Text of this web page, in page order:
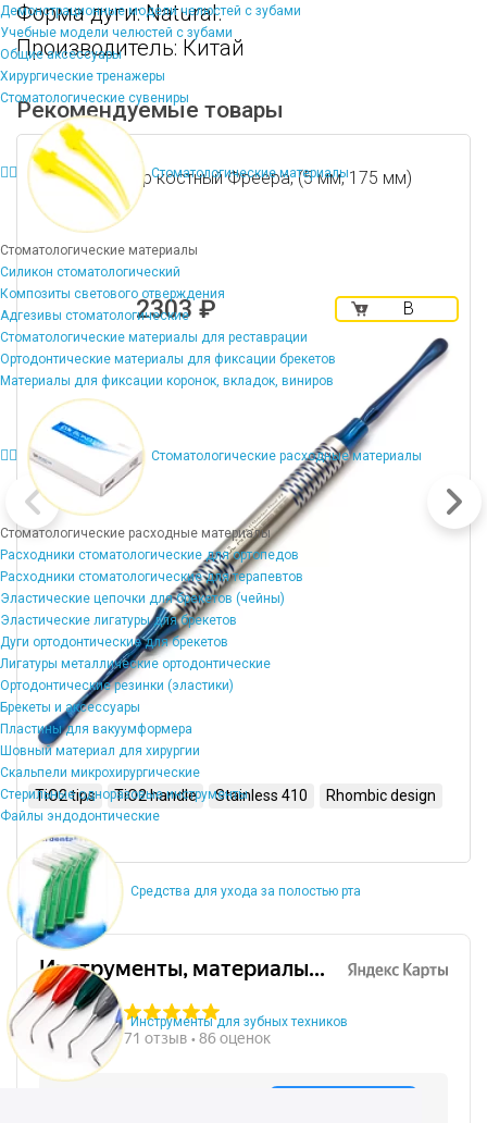
Демонстрационные модели челюстей с зубами
Учебные модели челюстей с зубами
Общие аксессуары
Хирургические тренажеры
Стоматологические сувениры
Стоматологические материалы
Стоматологические материалы
Силикон стоматологический
Композиты светового отверждения
Адгезивы стоматологические
Стоматологические материалы для реставрации
Ортодонтические материалы для фиксации брекетов
Материалы для фиксации коронок, вкладок, виниров
Стоматологические расходные материалы
Стоматологические расходные материалы
Расходники стоматологические для ортопедов
Расходники стоматологические для терапевтов
Эластические цепочки для брекетов (чейны)
Эластические лигатуры для брекетов
Дуги ортодонтические для брекетов
Лигатуры металлические ортодонтические
Ортодонтические резинки (эластики)
Брекеты и аксессуары
Пластины для вакуумформера
Шовный материал для хирургии
Скальпели микрохирургические
Стерильные одноразовые инструменты
Файлы эндодонтические
Средства для ухода за полостью рта
Инструменты для зубных техников
Форма дуги: Natural.
Производитель: Китай
Рекомендуемые товары
Распатор костный Фреера, (5 мм, 175 мм)
2303 ₽
В
TiO2 tips TiO2 handle Stainless 410 Rhombic design